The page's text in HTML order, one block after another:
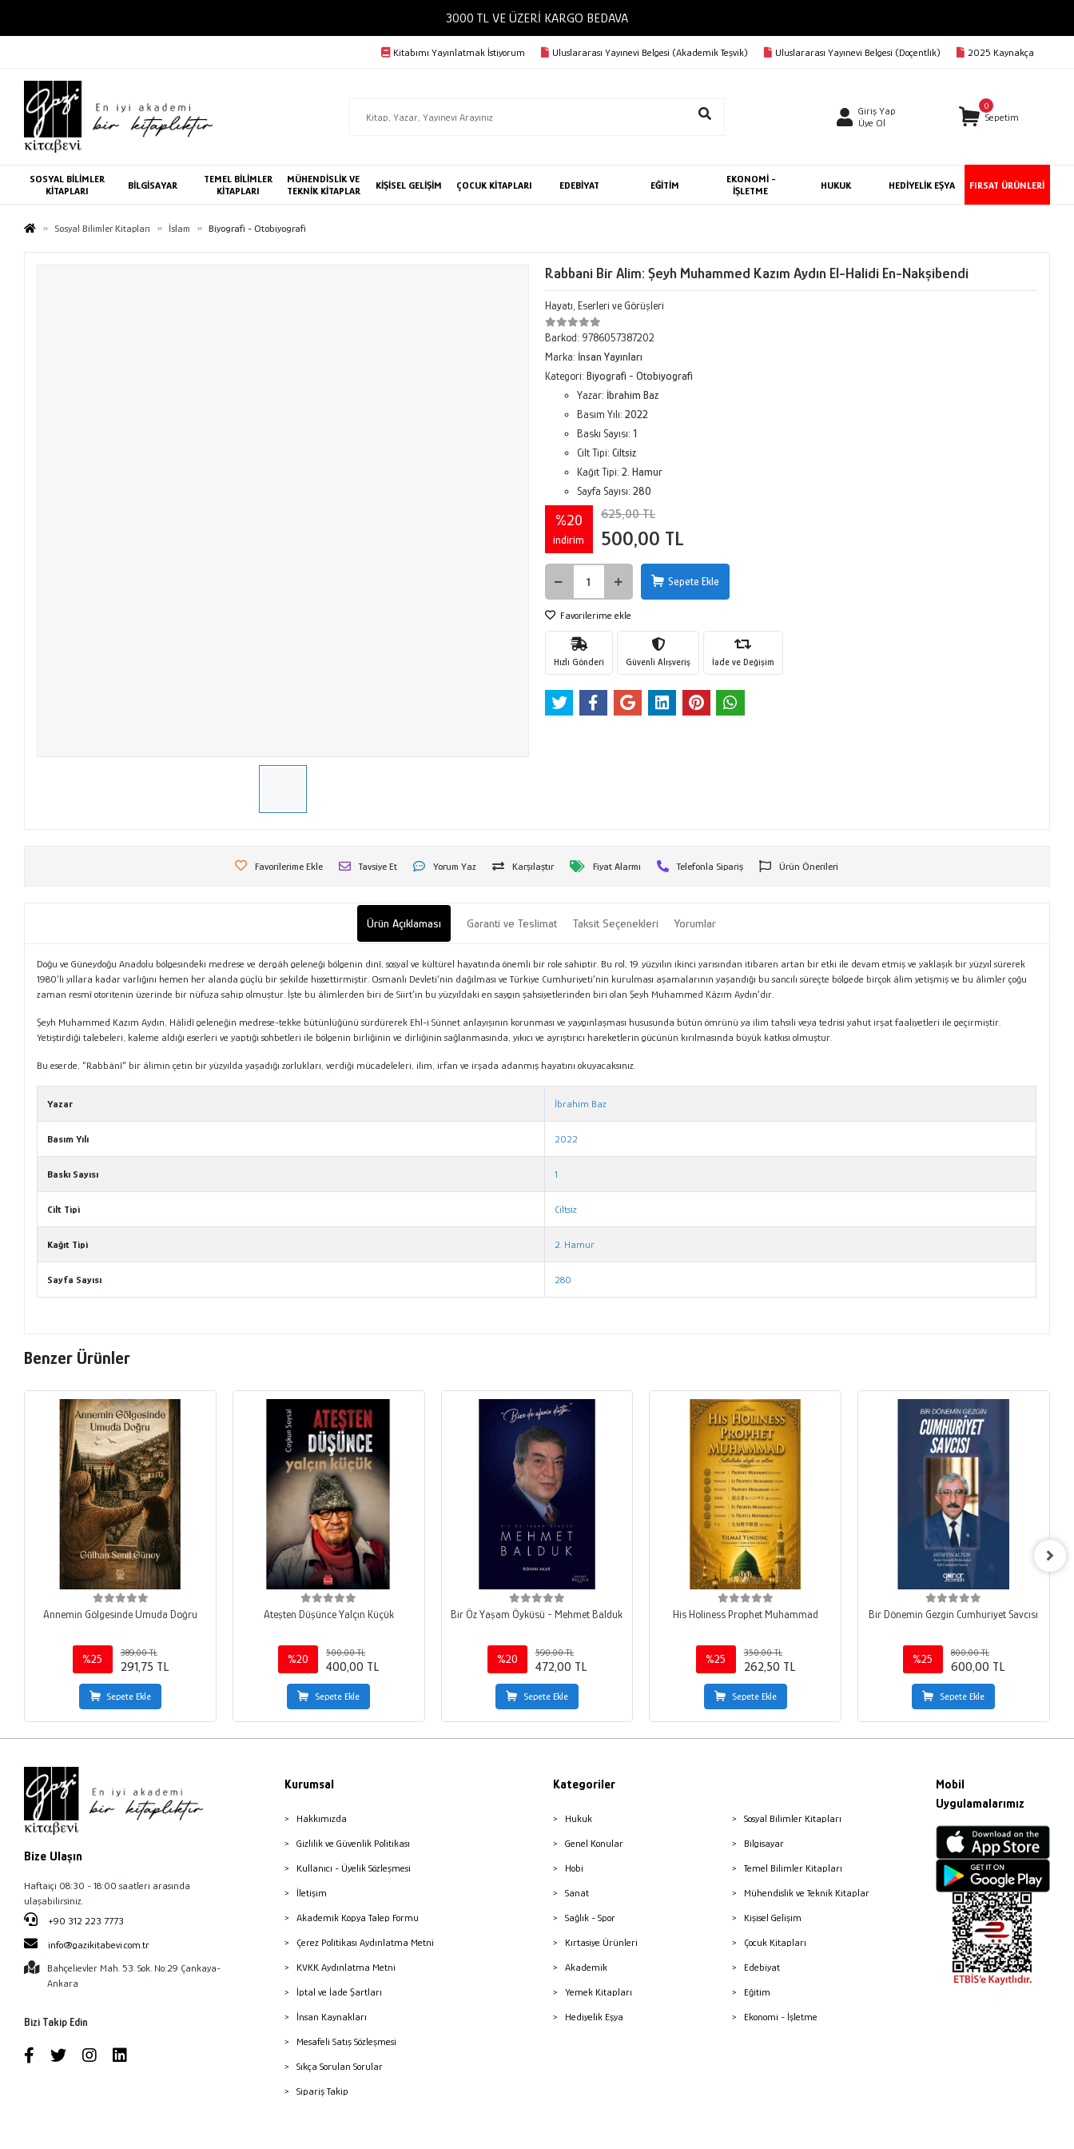
3000 TL VE ÜZERİ KARGO BEDAVA
Kitabımı Yayınlatmak İstiyorum Uluslararası Yayınevi Belgesi (Akademik Teşvik) Uluslararası Yayınevi Belgesi (Doçentlik) 2025 Kaynakça
Giriş Yap
Üye Ol
0
Sepetim
SOSYAL BİLİMLER
KİTAPLARI
BİLGİSAYAR
TEMEL BİLİMLER
KİTAPLARI
MÜHENDİSLİK VE
TEKNİK KİTAPLAR
KİŞİSEL GELİŞİM ÇOCUK KİTAPLARI EDEBİYAT EĞİTİM
EKONOMİ -
İŞLETME
HUKUK HEDİYELİK EŞYA FIRSAT ÜRÜNLERİ
Sosyal Bilimler Kitapları İslam Biyografi - Otobiyografi
Rabbani Bir Alim: Şeyh Muhammed Kazım Aydın El-Halidi En-Nakşibendi
Hayatı, Eserleri ve Görüşleri
Barkod: 9786057387202
Marka: İnsan Yayınları
Kategori: Biyografi - Otobiyografi
Yazar: İbrahim Baz
Basım Yılı: 2022
Baskı Sayısı: 1
Cilt Tipi: Ciltsiz
Kağıt Tipi: 2. Hamur
Sayfa Sayısı: 280
%20
indirim
625,00 TL
500,00 TL
Sepete Ekle
Favorilerime ekle
Hızlı Gönderi Güvenli Alışveriş İade ve Değişim
Favorilerime Ekle Tavsiye Et Yorum Yaz Karşılaştır Fiyat Alarmı Telefonla Sipariş Ürün Önerileri
Ürün Açıklaması Garanti ve Teslimat Taksit Seçenekleri Yorumlar
Doğu ve Güneydoğu Anadolu bölgesindeki medrese ve dergâh geleneği bölgenin dinî, sosyal ve kültürel hayatında önemli bir role sahiptir. Bu rol, 19. yüzyılın ikinci yarısından itibaren artan bir etki ile devam etmiş ve yaklaşık bir yüzyıl sürerek
1980’li yıllara kadar varlığını hemen her alanda güçlü bir şekilde hissettirmiştir. Osmanlı Devleti’nin dağılması ve Türkiye Cumhuriyeti’nin kurulması aşamalarının yaşandığı bu sancılı süreçte bölgede birçok âlim yetişmiş ve bu âlimler çoğu
zaman resmî otoritenin üzerinde bir nüfuza sahip olmuştur. İşte bu âlimlerden biri de Siirt’in bu yüzyıldaki en saygın şahsiyetlerinden biri olan Şeyh Muhammed Kâzım Aydın’dır.
Şeyh Muhammed Kazım Aydın, Hâlidî geleneğin medrese-tekke bütünlüğünü sürdürerek Ehl-i Sünnet anlayışının korunması ve yaygınlaşması hususunda bütün ömrünü ya ilim tahsili veya tedrisi yahut irşat faaliyetleri ile geçirmiştir.
Yetiştirdiği talebeleri, kaleme aldığı eserleri ve yaptığı sohbetleri ile bölgenin birliğinin ve dirliğinin sağlanmasında, yıkıcı ve ayrıştırıcı hareketlerin gücünün kırılmasında büyük katkısı olmuştur.
Bu eserde, “Rabbânî” bir âlimin çetin bir yüzyılda yaşadığı zorlukları, verdiği mücadeleleri, ilim, irfan ve irşada adanmış hayatını okuyacaksınız.
Yazar İbrahim Baz
Basım Yılı 2022
Baskı Sayısı 1
Cilt Tipi Ciltsiz
Kağıt Tipi 2. Hamur
Sayfa Sayısı 280
Benzer Ürünler
Annemin Gölgesinde Umuda Doğru
%25
389,00 TL
291,75 TL
Sepete Ekle
Ateşten Düşünce Yalçın Küçük
%20
500,00 TL
400,00 TL
Sepete Ekle
Bir Öz Yaşam Öyküsü - Mehmet Balduk
%20
590,00 TL
472,00 TL
Sepete Ekle
His Holiness Prophet Muhammad
%25
350,00 TL
262,50 TL
Sepete Ekle
Bir Dönemin Gezgin Cumhuriyet Savcısı
%25
800,00 TL
600,00 TL
Sepete Ekle
Bize Ulaşın
Haftaiçi 08:30 - 18:00 saatleri arasında
ulaşabilirsiniz.
+90 312 223 7773
info@gazikitabevi.com.tr
Bahçelievler Mah. 53. Sok. No:29 Çankaya-
Ankara
Bizi Takip Edin
Kurumsal
Hakkımızda
Gizlilik ve Güvenlik Politikası
Kullanıcı - Üyelik Sözleşmesi
İletişim
Akademik Kopya Talep Formu
Çerez Politikası Aydınlatma Metni
KVKK Aydınlatma Metni
İptal ve İade Şartları
İnsan Kaynakları
Mesafeli Satış Sözleşmesi
Sıkça Sorulan Sorular
Sipariş Takip
Kategoriler
Hukuk
Genel Konular
Hobi
Sanat
Sağlık - Spor
Kırtasiye Ürünleri
Akademik
Yemek Kitapları
Hediyelik Eşya
Sosyal Bilimler Kitapları
Bilgisayar
Temel Bilimler Kitapları
Mühendislik ve Teknik Kitaplar
Kişisel Gelişim
Çocuk Kitapları
Edebiyat
Eğitim
Ekonomi - İşletme
Mobil
Uygulamalarımız